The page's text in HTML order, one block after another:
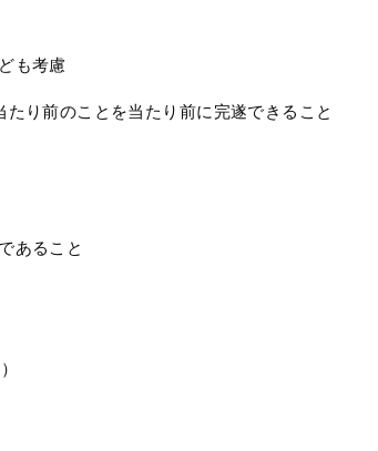
も考慮
り前のことを当たり前に完遂できること
あること